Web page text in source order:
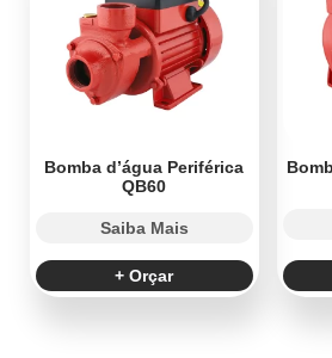
Bomba d’água Periférica
QB60
Saiba Mais
+ Orçar